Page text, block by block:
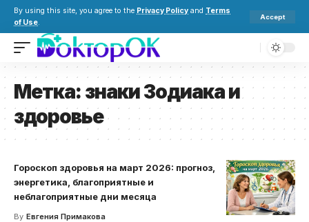
By using this site, you agree to the Privacy Policy and Terms
of Use.
Accept
Метка: знаки Зодиака и
здоровье
Гороскоп здоровья на март 2026: прогноз,
энергетика, благоприятные и
неблагоприятные дни месяца
By Евгения Примакова